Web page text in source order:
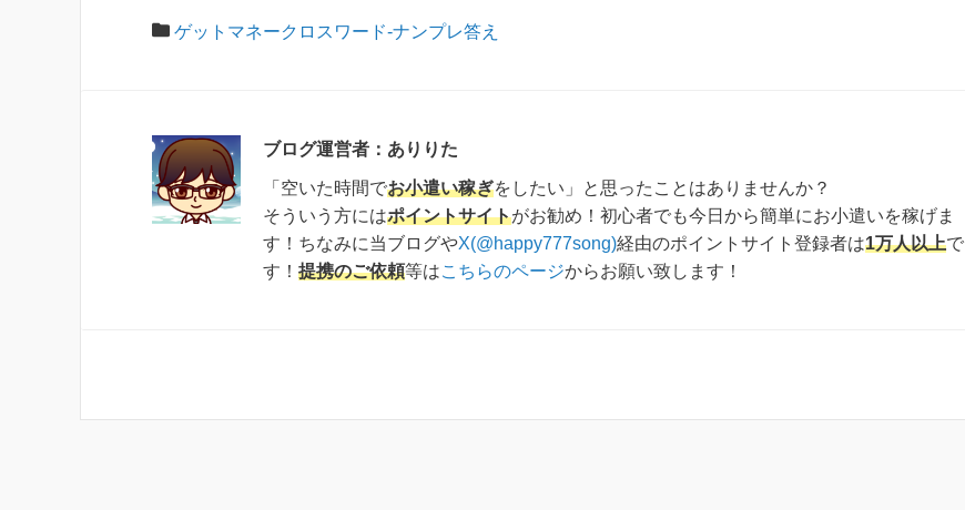
ゲットマネークロスワード-ナンプレ答え
ブログ運営者：ありりた
「空いた時間でお小遣い稼ぎをしたい」と思ったことはありませんか？
そういう方にはポイントサイトがお勧め！初心者でも今日から簡単にお小遣いを稼げま
す！ちなみに当ブログやX(@happy777song)経由のポイントサイト登録者は1万人以上で
す！ 提携のご依頼等はこちらのページからお願い致します！